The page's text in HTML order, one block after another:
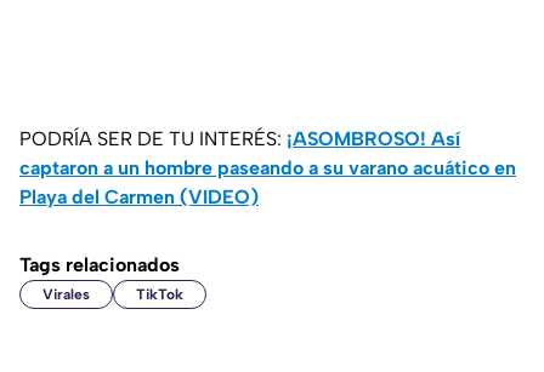
PODRÍA SER DE TU INTERÉS: ¡ASOMBROSO! Así
captaron a un hombre paseando a su varano acuático en
Playa del Carmen (VIDEO)
Tags relacionados
Virales TikTok